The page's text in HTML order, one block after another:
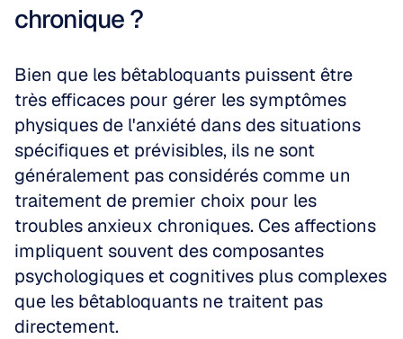
chronique ?
Bien que les bêtabloquants puissent être
très efficaces pour gérer les symptômes
physiques de l'anxiété dans des situations
spécifiques et prévisibles, ils ne sont
généralement pas considérés comme un
traitement de premier choix pour les
troubles anxieux chroniques. Ces affections
impliquent souvent des composantes
psychologiques et cognitives plus complexes
que les bêtabloquants ne traitent pas
directement.